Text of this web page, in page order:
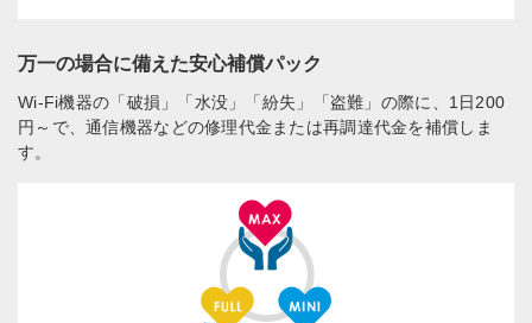
万一の場合に備えた安心補償パック
Wi-Fi機器の「破損」「水没」「紛失」「盗難」の際に、1日200
円～で、通信機器などの修理代金または再調達代金を補償しま
す。